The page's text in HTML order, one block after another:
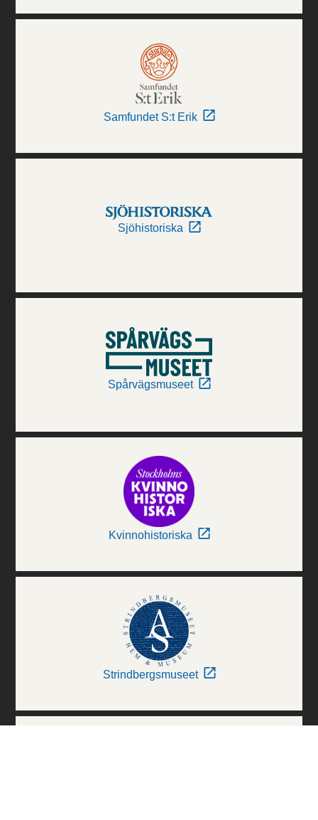
Samfundet S:t Erik
Sjöhistoriska
Spårvägsmuseet
Kvinnohistoriska
Strindbergsmuseet